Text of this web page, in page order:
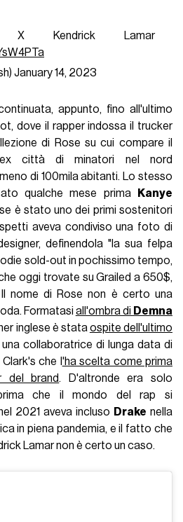
X Kendrick Lamar
January 14, 2023
appunto, fino all'ultimo
dove il rapper indossa il trucker
di Rose su cui compare il
città di minatori nel nord
di 100mila abitanti. Lo stesso
qualche mese prima
Kanye
è stato uno dei primi sostenitori
aveva condiviso una foto di
definendola "la sua felpa
sold-out in pochissimo tempo,
oggi trovate su Grailed a 650$,
nome di Rose non è certo una
Formatasi all'ombra di Demna
inglese è stataospite dell'ultimo
collaboratrice di lunga data di
che l 'ha scelta come prima
del brand. D'altronde era solo
che il mondo del rap si
2021 aveva incluso Drake nella
in piena pandemia, e il fatto che
Lamar non è certo un caso.